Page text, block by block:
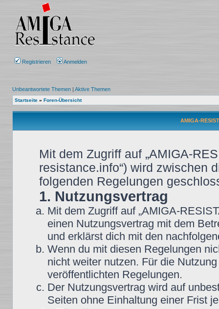
Registrieren Anmelden
Unbeantwortete Themen | Aktive Themen
Startseite » Foren-Übersicht
AMIGA-
Mit dem Zugriff auf „AMIGA-
resistance.info“) wird zwischen
folgenden Regelungen
1. Nutzungsvertrag
Mit dem Zugriff auf „AMIGA-
einen Nutzungsvertrag mit dem
und erklärst dich mit den
Wenn du mit diesen Regelungen
nicht weiter nutzen. Für die
veröffentlichten Regelungen.
Der Nutzungsvertrag wird auf
Seiten ohne Einhaltung einer Frist